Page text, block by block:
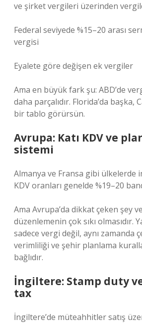
ve şirket vergileri üzerinden
Federal seviyede %15–20 arası
vergisi
Eyalete göre değişen ek vergiler
Ama en büyük fark şu: ABD’de
daha parçalıdır. Florida’da başka,
bir tablo görürsün.
Avrupa: Katı KDV ve
sistemi
Almanya ve Fransa gibi ülkelerde
KDV oranları genelde %19–20
Ama Avrupa’da dikkat çeken şey
düzenlemenin çok sıkı olmasıdır.
sadece vergi değil, aynı zamanda
verimliliği ve şehir planlama
bağlıdır.
İngiltere: Stamp duty
tax
İngiltere’de müteahhitler satış